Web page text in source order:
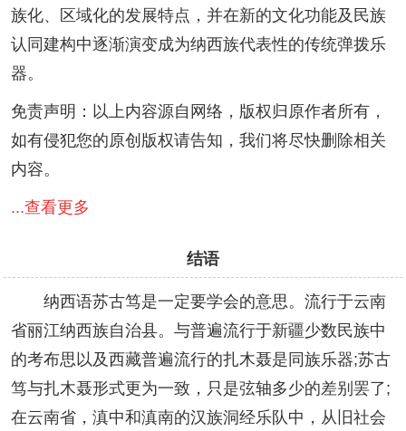
族化、区域化的发展特点，并在新的文化功能及民族
认同建构中逐渐演变成为纳西族代表性的传统弹拨乐
器。
免责声明：以上内容源自网络，版权归原作者所有，
如有侵犯您的原创版权请告知，我们将尽快删除相关
内容。
...查看更多
结语
纳西语苏古笃是一定要学会的意思。流行于云南
省丽江纳西族自治县。与普遍流行于新疆少数民族中
的考布思以及西藏普遍流行的扎木聂是同族乐器;苏古
笃与扎木聂形式更为一致，只是弦轴多少的差别罢了;
在云南省，滇中和滇南的汉族洞经乐队中，从旧社会